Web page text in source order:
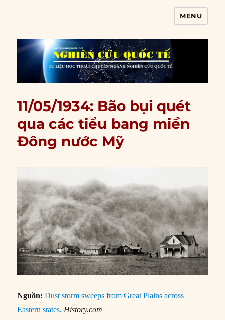
MENU
11/05/1934: Bão bụi quét
qua các tiểu bang miền
Đông nước Mỹ
Nguồn:Dust storm sweeps from Great Plains across
Eastern states, History.com